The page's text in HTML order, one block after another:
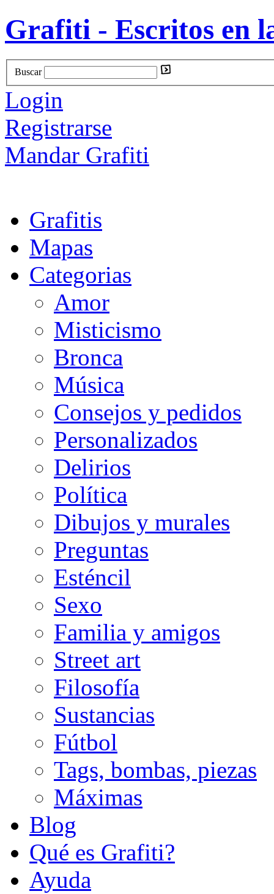
Grafiti - Escritos en
Buscar
Login
Registrarse
Mandar Grafiti
Grafitis
Mapas
Categorias
Amor
Misticismo
Bronca
Música
Consejos y pedidos
Personalizados
Delirios
Política
Dibujos y murales
Preguntas
Esténcil
Sexo
Familia y amigos
Street art
Filosofía
Sustancias
Fútbol
Tags, bombas, piezas
Máximas
Blog
Qué es Grafiti?
Ayuda